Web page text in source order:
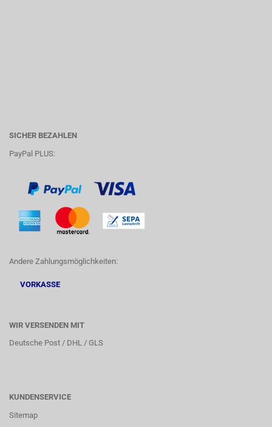
SICHER BEZAHLEN
PayPal PLUS:
Andere Zahlungsmöglichkeiten:
VORKASSE
WIR VERSENDEN MIT
Deutsche Post / DHL / GLS
KUNDENSERVICE
Sitemap